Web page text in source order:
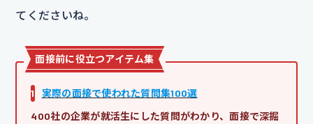
てくださいね。
面接前に役立つアイテム集
1
実際の面接で使われた質問集100選
400社の企業が就活生にした質問がわかり、面接で深掘